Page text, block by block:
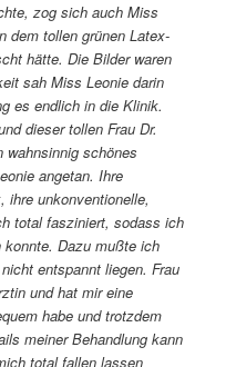
zog sich auch Miss
dem tollen grünen Latex-
hätte. Die Bilder waren
sah Miss Leonie darin
es endlich in die Klinik.
dieser tollen Frau Dr.
schönes
angetan. Ihre
ihre unkonventionelle,
total fasziniert, sodass ich
Dazu mußte ich
entspannt liegen. Frau
und hat mir eine
habe und trotzdem
meiner Behandlung kann
total fallen lassen